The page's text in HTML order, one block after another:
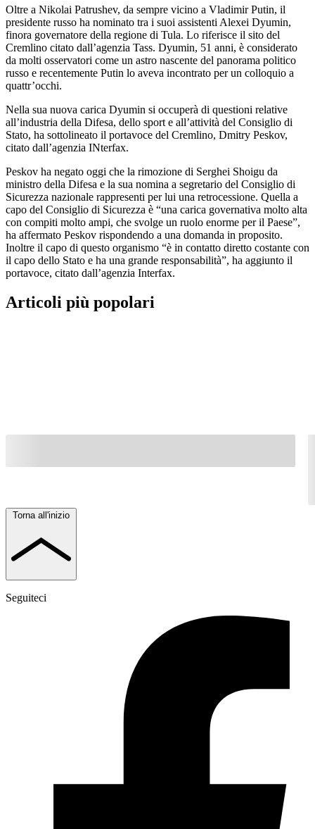
Oltre a Nikolai Patrushev, da sempre vicino a Vladimir Putin, il
presidente russo ha nominato tra i suoi assistenti Alexei Dyumin,
finora governatore della regione di Tula. Lo riferisce il sito del
Cremlino citato dall’agenzia Tass. Dyumin, 51 anni, è considerato
da molti osservatori come un astro nascente del panorama politico
russo e recentemente Putin lo aveva incontrato per un colloquio a
quattr’occhi.
Nella sua nuova carica Dyumin si occuperà di questioni relative
all’industria della Difesa, dello sport e all’attività del Consiglio di
Stato, ha sottolineato il portavoce del Cremlino, Dmitry Peskov,
citato dall’agenzia INterfax.
Peskov ha negato oggi che la rimozione di Serghei Shoigu da
ministro della Difesa e la sua nomina a segretario del Consiglio di
Sicurezza nazionale rappresenti per lui una retrocessione. Quella a
capo del Consiglio di Sicurezza è “una carica governativa molto alta
con compiti molto ampi, che svolge un ruolo enorme per il Paese”,
ha affermato Peskov rispondendo a una domanda in proposito.
Inoltre il capo di questo organismo “è in contatto diretto costante con
il capo dello Stato e ha una grande responsabilità”, ha aggiunto il
portavoce, citato dall’agenzia Interfax.
Articoli più popolari
Torna all'inizio
Seguiteci